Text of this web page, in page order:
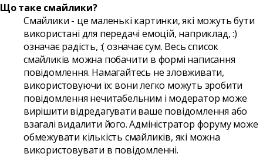
Що таке смайлики?
Смайлики - це маленькі картинки, які можуть бути
використані для передачі емоцій, наприклад, :)
означає радість, :( означає сум. Весь список
смайликів можна побачити в формі написання
повідомлення. Намагайтесь не зловживати,
використовуючи їх: вони легко можуть зробити
повідомлення нечитабельним і модератор може
вирішити відредагувати ваше повідомлення або
взагалі видалити його. Адміністратор форуму може
обмежувати кількість смайликів, які можна
використовувати в повідомленні.